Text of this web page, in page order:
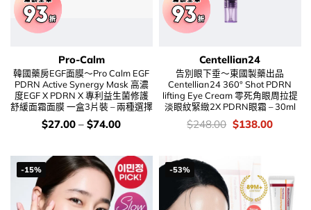
Pro-Calm
韓國藥房EGF面膜～Pro Calm EGF
PDRN Active Synergy Mask 高濃
度EGF X PDRN X 專利益生菌修護
舒緩面霜面膜 一盒3片裝 – 兩種選擇
價
錢：
$27.00 – $74.00
Centellian24
告別眼下垂～東國製藥出品
Centellian24 360° Shot PDRN
lifting Eye Cream 零死角眼周拉提
淡眼紋緊緻2X PDRN眼霜 – 30ml
價
錢：
$248.00 Original
price
$138.00Current
-15% -53%